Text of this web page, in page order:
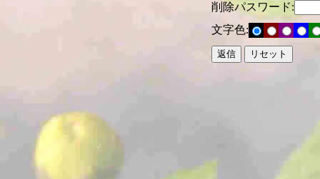
削除パスワード:
文字色: